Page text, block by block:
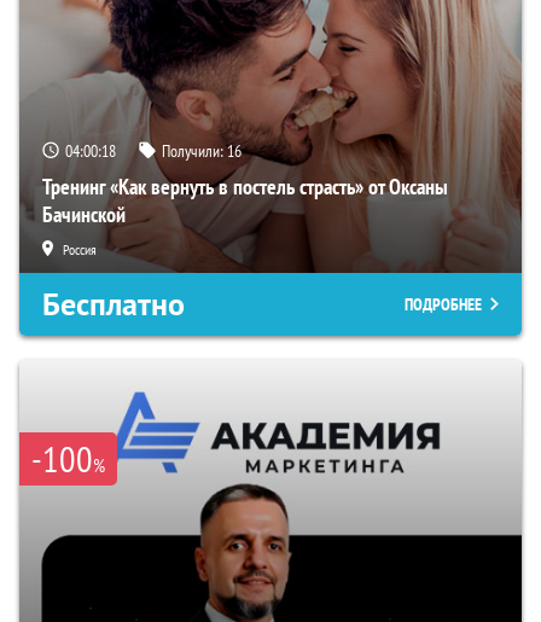
04:00:18 Получили:16
Тренинг «Как вернуть в постель страсть» от Оксаны
Бачинской
Россия
Бесплатно ПОДРОБНЕЕ
-100%